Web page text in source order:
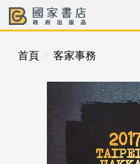
首頁 客家事務